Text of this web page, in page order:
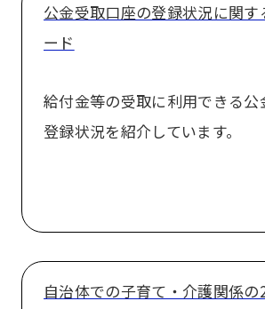
公金受取口座の登録状況に関す
ード
給付金等の受取に利用できる公
登録状況を紹介しています。
自治体での子育て・介護関係の